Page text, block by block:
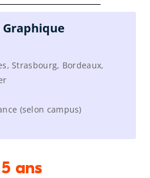
Graphique
Strasbourg, Bordeaux,
(selon campus)
ans